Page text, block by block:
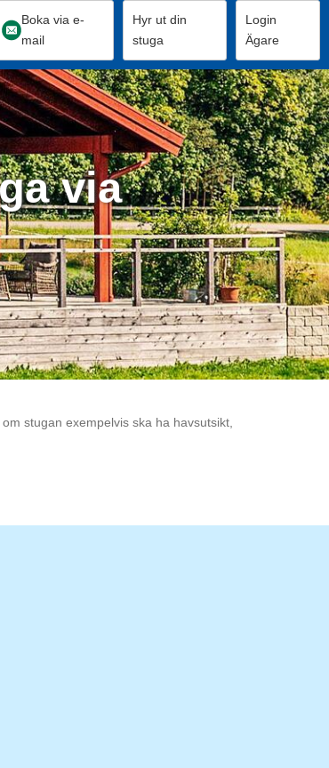
Boka via e-
mail
Hyr ut din
stuga
Login
Ägare
via
stugan exempelvis ska ha havsutsikt,